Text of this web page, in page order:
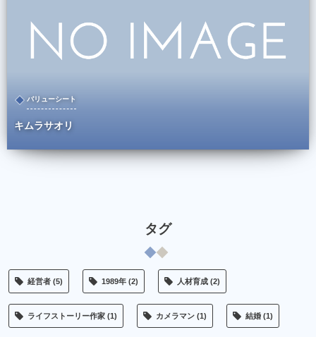
バリューシート
キムラサオリ
タグ
経営者 (5) 1989年 (2) 人材育成 (2)
ライフストーリー作家 (1) カメラマン (1) 結婚 (1)